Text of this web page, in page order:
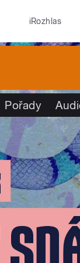
iRozhlas
Pořady